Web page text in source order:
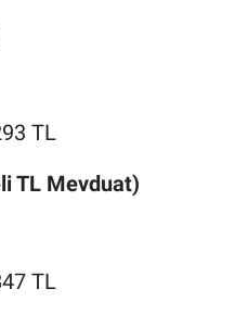
TL
TL Mevduat)
TL